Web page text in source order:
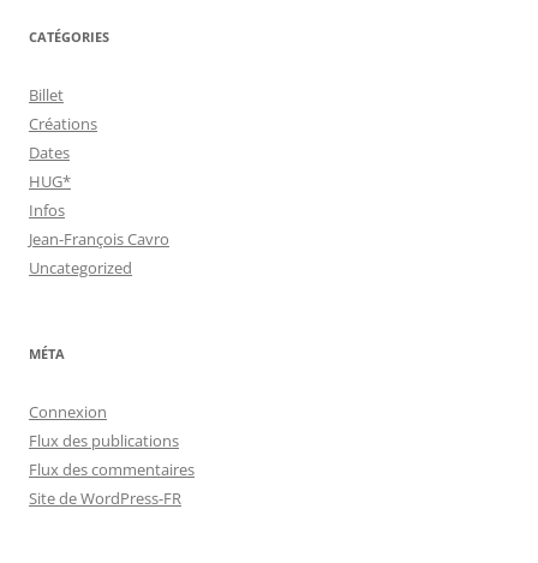
CATÉGORIES
Billet
Créations
Dates
HUG*
Infos
Jean-François Cavro
Uncategorized
MÉTA
Connexion
Flux des publications
Flux des commentaires
Site de WordPress-FR